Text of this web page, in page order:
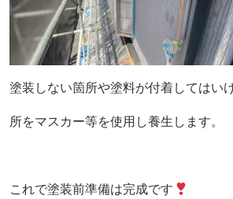
塗装しない箇所や塗料が付着してはい
所をマスカー等を使用し養生します。
これで塗装前準備は完成です